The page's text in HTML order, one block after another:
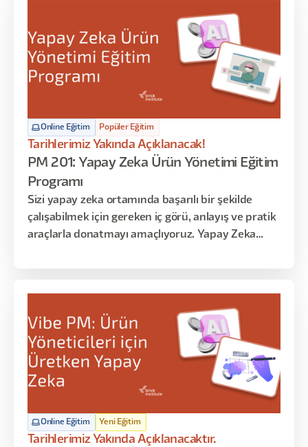
Online Eğitim Popüler Eğitim
Tarihlerimiz Yakında Açıklanacak!
PM 201: Yapay Zeka Ürün Yönetimi Eğitim
Programı
Sizi yapay zeka ortamında başarılı bir şekilde
çalışabilmek için gereken iç görü, anlayış ve pratik
araçlarla donatmayı amaçlıyoruz. Yapay Zeka
Online Eğitim Yeni Eğitim
Tarihlerimiz Yakında Açıklanacaktır.